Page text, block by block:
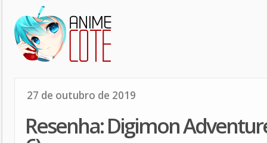
27 de outubro de 2019
Resenha: Digimon